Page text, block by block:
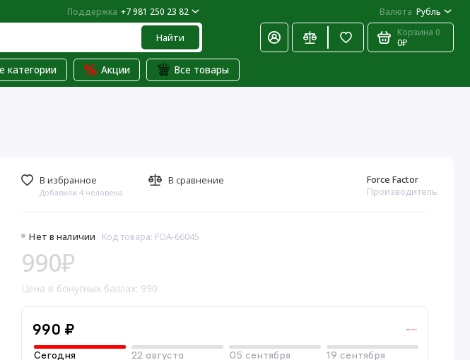
Поддержка +7 981 250 23 82 Валюта Рубль
Найти Корзина 0
0₽
категории Акции Все товары
Нет в наличии Код товара: FOA-66045
Force Factor
Производитель
990₽
Цена в бонусных баллах: 990
990 ₽
Сегодня 22 августа 05 сентября 19 сентября
В избранное
Добавили 4 человека
В сравнение